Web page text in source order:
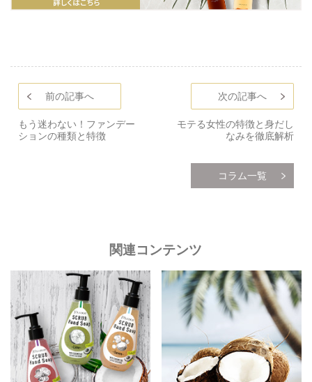
前の記事へ
もう迷わない！ファンデー
ションの種類と特徴
次の記事へ
モテる女性の特徴と身だし
なみを徹底解析
コラム一覧
関連コンテンツ